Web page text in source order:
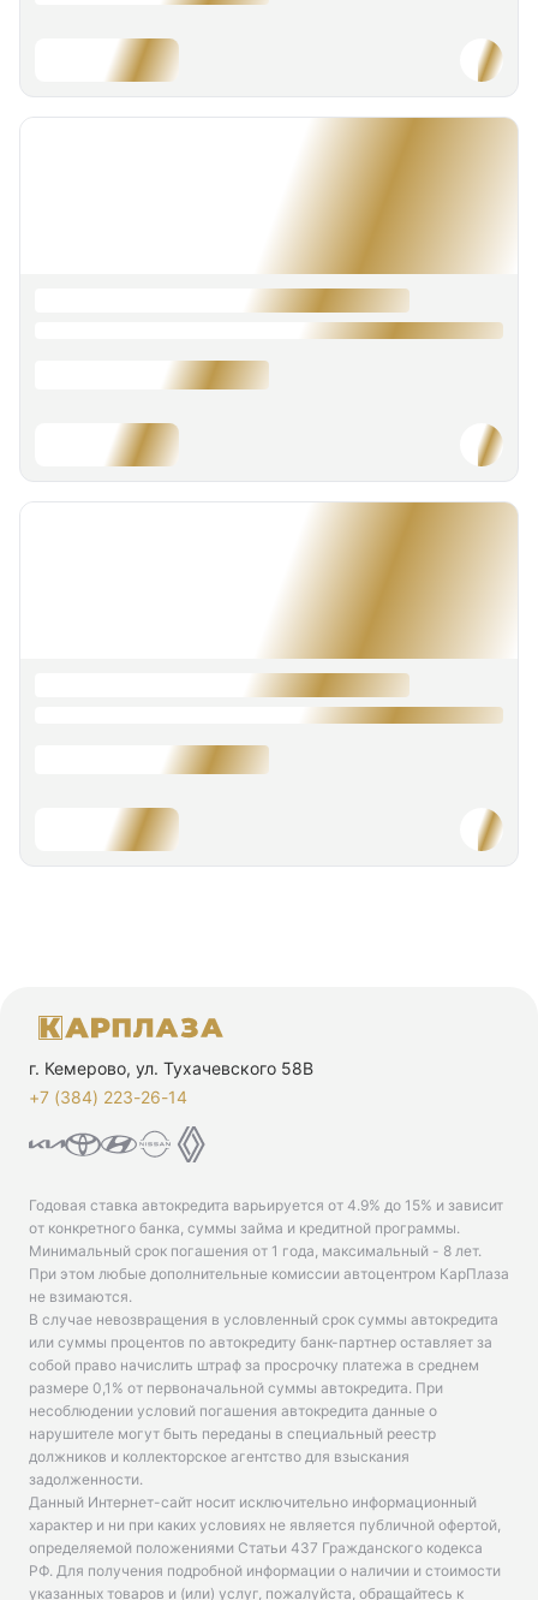
г. Кемерово, ул. Тухачевского 58В
+7 (384) 223-26-14‬
Годовая ставка автокредита варьируется от 4.9% до 15% и зависит
от конкретного банка, суммы займа и кредитной программы.
Минимальный срок погашения от 1 года, максимальный - 8 лет.
При этом любые дополнительные комиссии автоцентром КарПлаза
не взимаются.
В случае невозвращения в условленный срок суммы автокредита
или суммы процентов по автокредиту банк-партнер оставляет за
собой право начислить штраф за просрочку платежа в среднем
размере 0,1% от первоначальной суммы автокредита. При
несоблюдении условий погашения автокредита данные о
нарушителе могут быть переданы в специальный реестр
должников и коллекторское агентство для взыскания
задолженности.
Данный Интернет-сайт носит исключительно информационный
характер и ни при каких условиях не является публичной офертой,
определяемой положениями Статьи 437 Гражданского кодекса
РФ. Для получения подробной информации о наличии и стоимости
указанных товаров и (или) услуг, пожалуйста, обращайтесь к